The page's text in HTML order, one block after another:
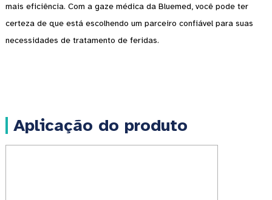
mais eficiência. Com a gaze médica da Bluemed, você pode ter
certeza de que está escolhendo um parceiro confiável para suas
necessidades de tratamento de feridas.
Aplicação do produto